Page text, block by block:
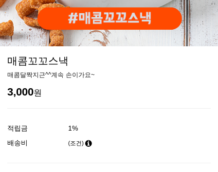
매콤꼬꼬스낵
매콤달짝지근^^계속 손이가요~
3,000원
적립금
1%
배송비
(조건)